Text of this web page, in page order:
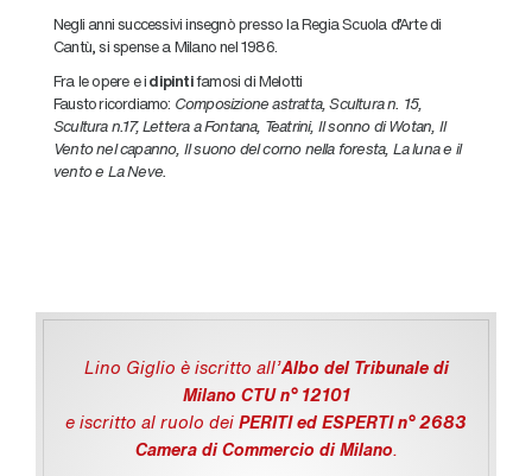
Negli anni successivi insegnò presso la Regia Scuola d’Arte di
Cantù, si spense a Milano nel 1986.
Fra le opere e idipintifamosi di Melotti
Faustoricordiamo: Composizione astratta, Scultura n. 15,
Scultura n.17, Lettera a Fontana, Teatrini, Il sonno di Wotan, Il
Vento nel capanno, Il suono del corno nella foresta, La luna e il
vento e La Neve.
Lino Giglio è iscritto all'Albo del Tribunale di
Milano CTU n° 12101
e iscritto al ruolo dei PERITI ed ESPERTI n° 2683
Camera di Commercio di Milano.